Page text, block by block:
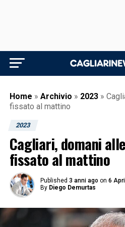
Home » Archivio » 2023 »
fissato al mattino
2023
Cagliari, domani
fissato al mattino
Published 3 anni ago on 6
By Diego Demurtas